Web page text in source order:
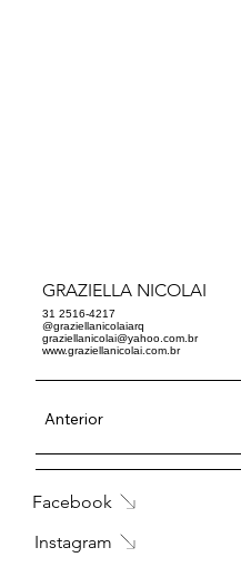
GRAZIELLA NICOLAI
31 2516-4217
@graziellanicolaiarq
graziellanicolai@yahoo.com.br
www.graziellanicolai.com.br
Anterior
Facebook
Instagram